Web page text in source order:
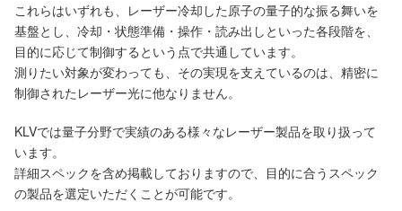
これらはいずれも、レーザー冷却した原子の量子的な振る舞いを
基盤とし、冷却・状態準備・操作・読み出しといった各段階を、
目的に応じて制御するという点で共通しています。
測りたい対象が変わっても、その実現を支えているのは、精密に
制御されたレーザー光に他なりません。
KLVでは量子分野で実績のある様々なレーザー製品を取り扱って
います。
詳細スペックを含め掲載しておりますので、目的に合うスペック
の製品を選定いただくことが可能です。